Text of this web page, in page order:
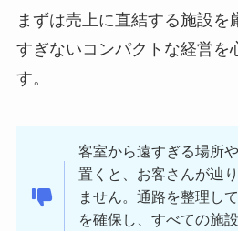
まずは売上に直結する施設を
すぎないコンパクトな経営を
す。
客室から遠すぎる場所
置くと、お客さんが辿
ません。通路を整理し
を確保し、すべての施